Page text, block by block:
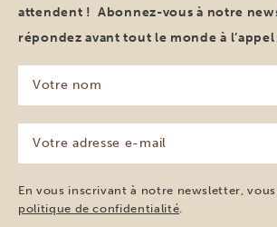
attendent ! Abonnez-vous à notre
répondez avant tout le monde à l’appel
nom
(Nécessaire)
adresse
e-
mail
(Nécessaire)
En vous inscrivant à notre newsletter,
politique de confidentialité